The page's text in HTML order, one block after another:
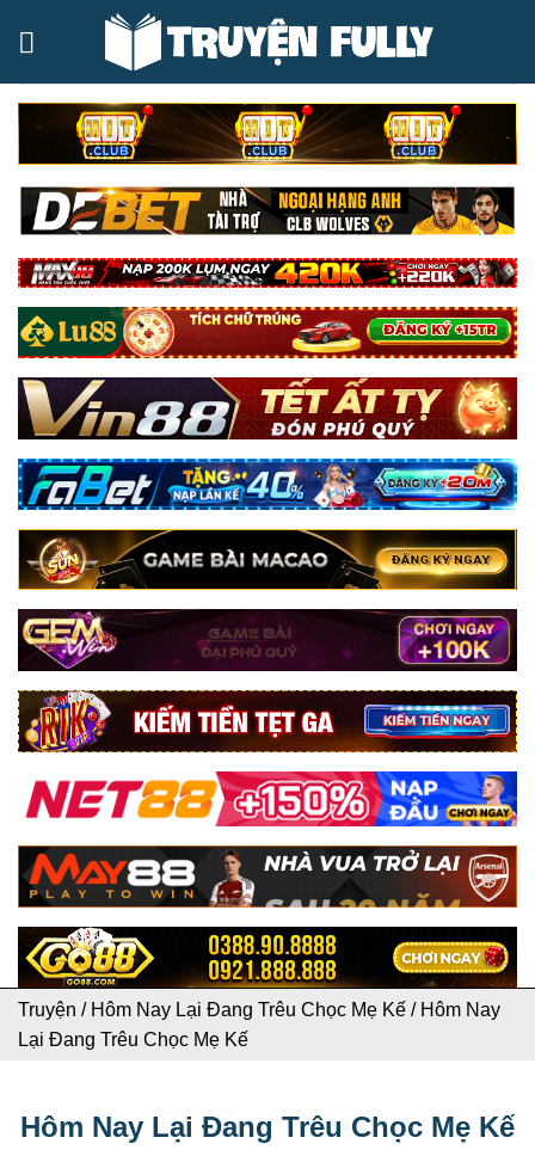
Truyện / Hôm Nay Lại Đang Trêu Chọc Mẹ Kế / Hôm Nay
Lại Đang Trêu Chọc Mẹ Kế
Hôm Nay Lại Đang Trêu Chọc Mẹ Kế